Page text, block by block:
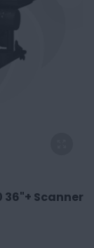
36"+ Scanner